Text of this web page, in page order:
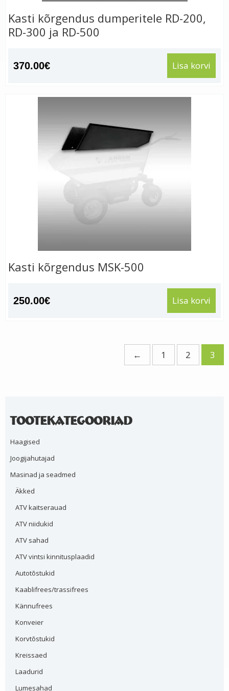
Tootekategooriad
Haagised
Joogijahutajad
Masinad ja seadmed
Äkked
ATV kaitserauad
ATV niidukid
ATV sahad
ATV vintsi kinnitusplaadid
Autotõstukid
Kaablifrees/trassifrees
Kännufrees
Konveier
Korvtõstukid
Kreissaed
Laadurid
Lumesahad
Kasti kõrgendus dumperitele RD-200,
RD-300 ja RD-500
370.00€ Lisa korvi
Kasti kõrgendus MSK-500
250.00€ Lisa korvi
← 1 2 3